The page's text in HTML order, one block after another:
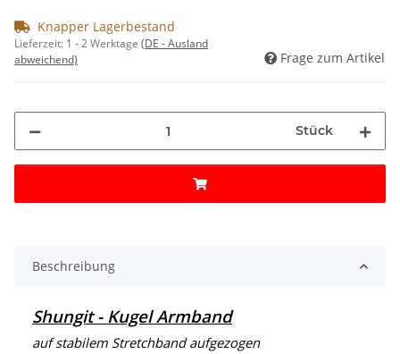
Knapper Lagerbestand
Lieferzeit: 1 - 2 Werktage (DE - Ausland
abweichend)
Frage zum Artikel
Stück
Beschreibung
Shungit - Kugel Armband
auf stabilem Stretchband aufgezogen